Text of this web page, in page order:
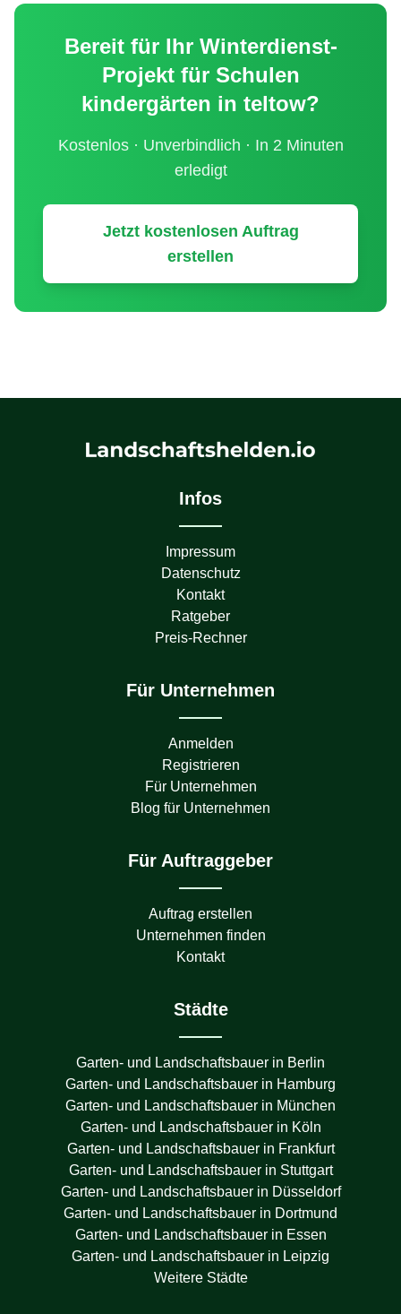
Bereit für Ihr Winterdienst-
Projekt für Schulen
kindergärten in teltow?
Kostenlos · Unverbindlich · In 2 Minuten
erledigt
Jetzt kostenlosen Auftrag
erstellen
Infos
Impressum
Datenschutz
Kontakt
Ratgeber
Preis-Rechner
Für Unternehmen
Anmelden
Registrieren
Für Unternehmen
Blog für Unternehmen
Für Auftraggeber
Auftrag erstellen
Unternehmen finden
Kontakt
Städte
Garten- und Landschaftsbauer in Berlin
Garten- und Landschaftsbauer in Hamburg
Garten- und Landschaftsbauer in München
Garten- und Landschaftsbauer in Köln
Garten- und Landschaftsbauer in Frankfurt
Garten- und Landschaftsbauer in Stuttgart
Garten- und Landschaftsbauer in Düsseldorf
Garten- und Landschaftsbauer in Dortmund
Garten- und Landschaftsbauer in Essen
Garten- und Landschaftsbauer in Leipzig
Weitere Städte